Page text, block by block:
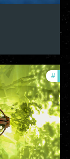
#